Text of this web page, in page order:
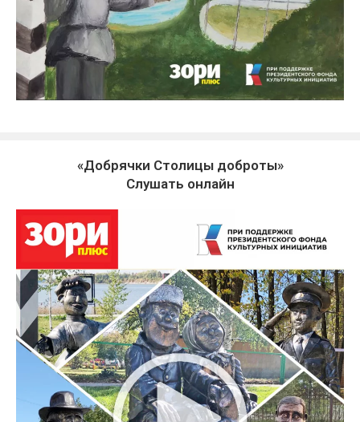
«Добрячки Столицы доброты»
Слушать онлайн